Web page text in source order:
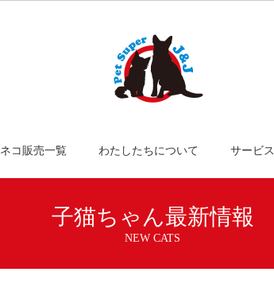
ネコ販売一覧 わたしたちについて サービス
子猫ちゃん最新情報
NEW CATS